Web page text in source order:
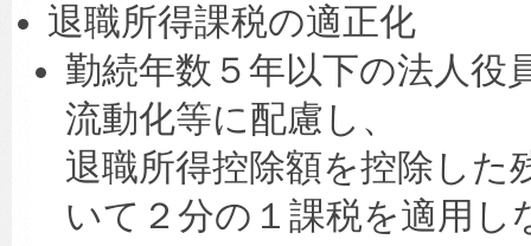
退職所得課税の適正化
勤続年数５年以下の法人役
流動化等に配慮し、
退職所得控除額を控除した
いて２分の１課税を適用し